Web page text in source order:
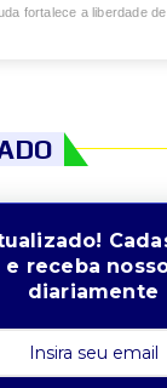
fortalece a liberdade
e receba
diariamente